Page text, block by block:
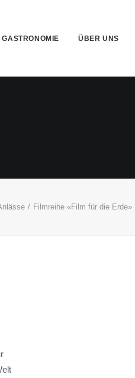
GASTRONOMIE ÜBER UNS
Filmreihe «Film für die Erde»